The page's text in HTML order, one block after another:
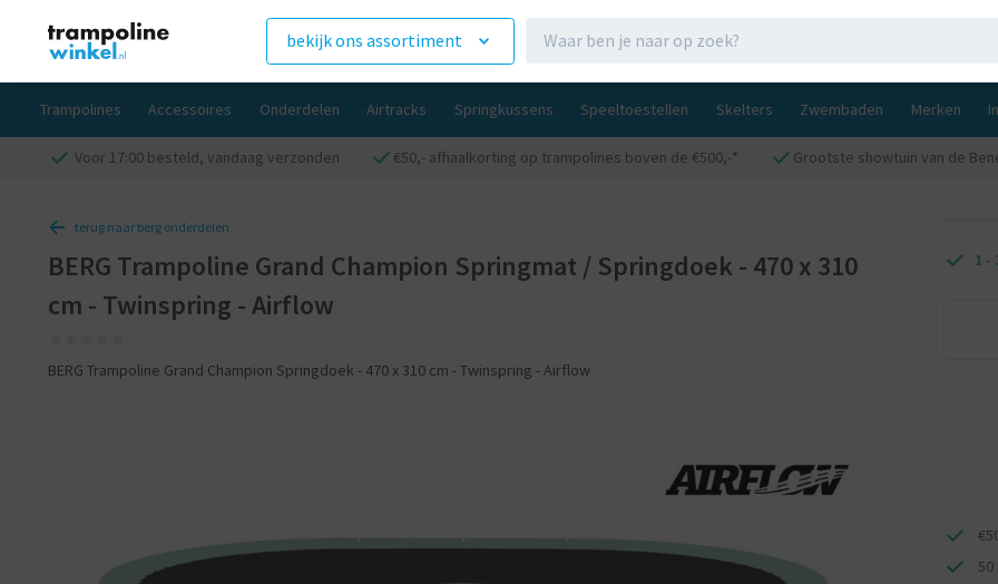
bekijk ons assortiment
Trampolines Accessoires Onderdelen Airtracks Springkussens Speeltoestellen Skelters Zwembaden Merken
Voor 17:00 besteld, vandaag verzonden €50,- afhaalkorting op trampolines boven de €500,-* Grootste showtuin van de
terug naar berg onderdelen
BERG Trampoline Grand Champion Springmat / Springdoek - 470 x 310
cm - Twinspring - Airflow
BERG Trampoline Grand Champion Springdoek - 470 x 310 cm - Twinspring - Airflow
1 -